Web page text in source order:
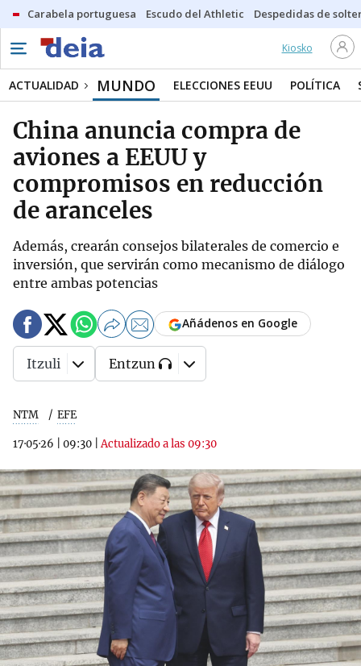
Carabela portuguesa Escudo del Athletic Despedidas de
Kiosko
ACTUALIDAD MUNDO ELECCIONES EEUU POLÍTICA
China anuncia compra de
aviones a EEUU y
compromisos en reducción
de aranceles
Además, crearán consejos bilaterales de comercio e
inversión, que servirán como mecanismo de diálogo
entre ambas potencias
NTM EFE
17·05·26 09:30 |Actualizado a las 09:30
Añádenos en Google
Itzuli Entzun